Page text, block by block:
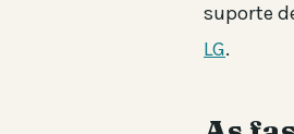
suporte
LG.